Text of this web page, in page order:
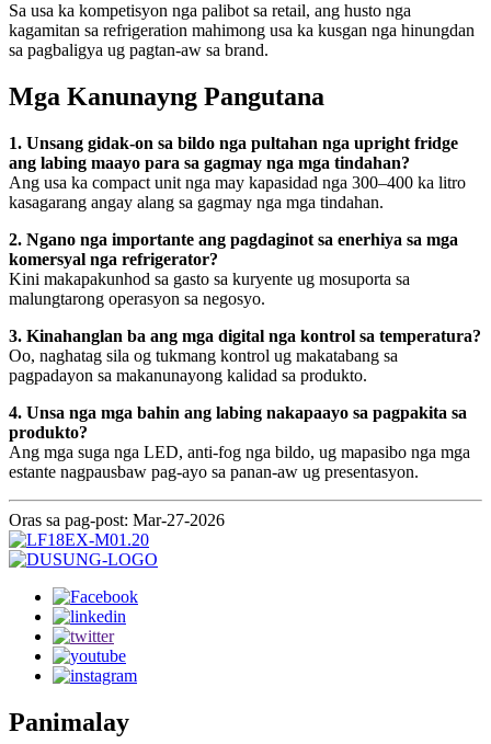
Sa usa ka kompetisyon nga palibot sa retail, ang husto nga
kagamitan sa refrigeration mahimong usa ka kusgan nga hinungdan
sa pagbaligya ug pagtan-aw sa brand.
Mga Kanunayng Pangutana
1. Unsang gidak-on sa bildo nga pultahan nga upright fridge
ang labing maayo para sa gagmay nga mga tindahan?
Ang usa ka compact unit nga may kapasidad nga 300–400 ka litro
kasagarang angay alang sa gagmay nga mga tindahan.
2. Ngano nga importante ang pagdaginot sa enerhiya sa mga
komersyal nga refrigerator?
Kini makapakunhod sa gasto sa kuryente ug mosuporta sa
malungtarong operasyon sa negosyo.
3. Kinahanglan ba ang mga digital nga kontrol sa temperatura?
Oo, naghatag sila og tukmang kontrol ug makatabang sa
pagpadayon sa makanunayong kalidad sa produkto.
4. Unsa nga mga bahin ang labing nakapaayo sa pagpakita sa
produkto?
Ang mga suga nga LED, anti-fog nga bildo, ug mapasibo nga mga
estante nagpausbaw pag-ayo sa panan-aw ug presentasyon.
Oras sa pag-post: Mar-27-2026
Panimalay